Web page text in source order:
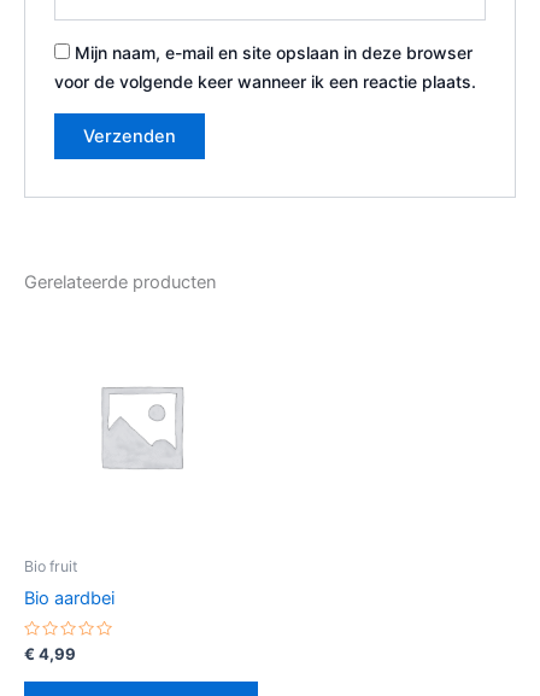
Mijn naam, e-mail en site opslaan in deze browser
voor de volgende keer wanneer ik een reactie plaats.
Gerelateerde producten
Bio fruit
Bio aardbei
Gewaardeerd
uit
€ 4,99